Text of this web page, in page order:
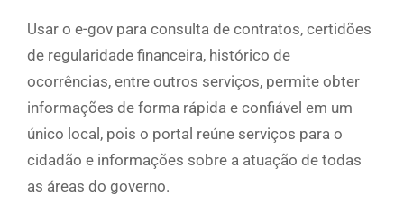
Usar o e-gov para consulta de contratos, certidões
de regularidade financeira, histórico de
ocorrências, entre outros serviços, permite obter
informações de forma rápida e confiável em um
único local, pois o portal reúne serviços para o
cidadão e informações sobre a atuação de todas
as áreas do governo.